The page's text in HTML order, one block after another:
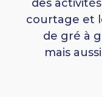
des
courtage et
de gré à
mais